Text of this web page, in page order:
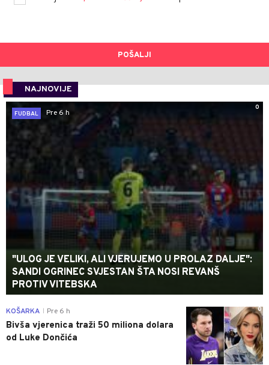
POŠALJI
NAJNOVIJE
0
FUDBAL
Pre 6 h
"ULOG JE VELIKI, ALI VJERUJEMO U PROLAZ DALJE":
SANDI OGRINEC SVJESTAN ŠTA NOSI REVANŠ
PROTIV VITEBSKA
0
KOŠARKA Pre 6 h
Bivša vjerenica traži 50 miliona dolara
od Luke Dončića